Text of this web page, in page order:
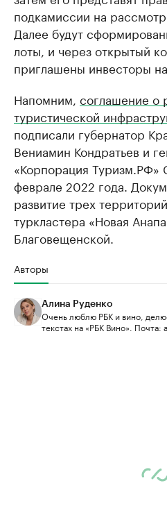
подкамиссии на
Далее будут
лоты, и через открытый
приглашены инвесторы
Напомним, соглашение о
туристической
подписали губернатор
Вениамин Кондратьев и
«Корпорация Туризм.РФ»
феврале 2022 года.
развитие трех
туркластера «Новая
Благовещенской.
Авторы
Алина Руденко
Очень люблю РБК и вино,
текстах на «РБК Вино».